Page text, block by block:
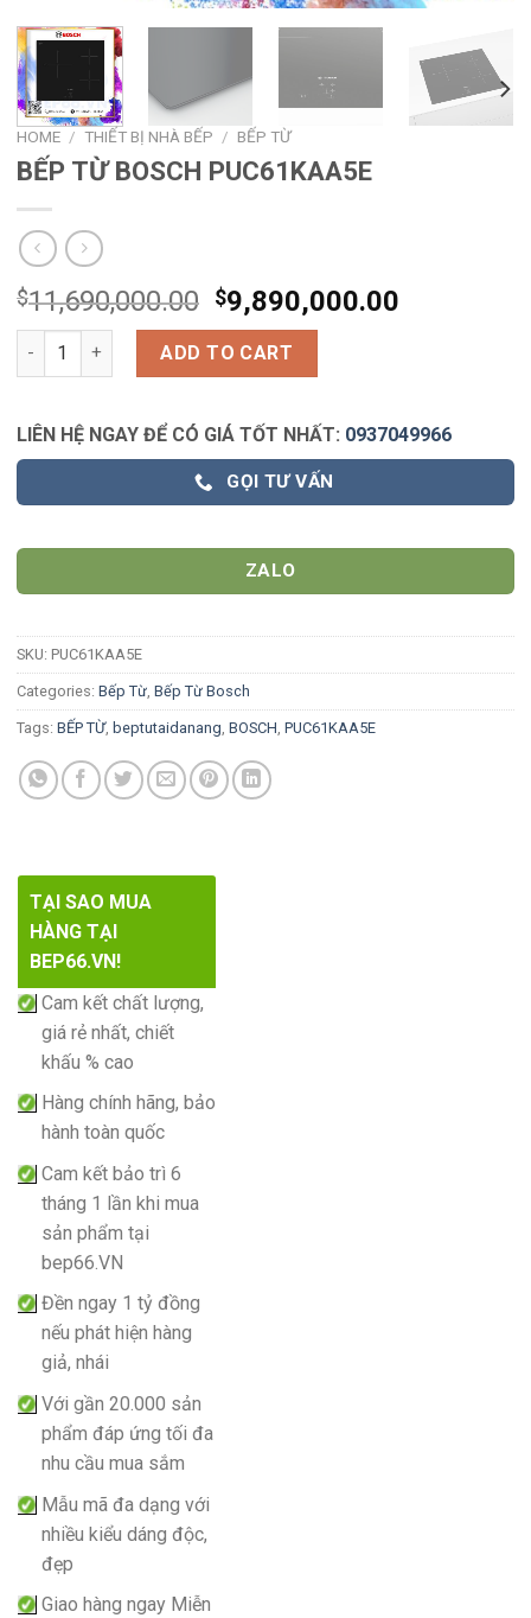
HOME / THIẾT BỊ NHÀ BẾP / BẾP TỪ
BẾP TỪ BOSCH PUC61KAA5E
$11,690,000.00 $9,890,000.00
BẾP TỪ BOSCH PUC61KAA5E quantity
ADD TO CART
LIÊN HỆ NGAY ĐỂ CÓ GIÁ TỐT NHẤT: 0937049966
GỌI TƯ VẤN
ZALO
SKU: PUC61KAA5E
Categories: Bếp Từ Bếp Từ Bosch
Tags: BẾP TỪ, beptutaidanang BOSCH PUC61KAA5E
TẠI SAO MUA
HÀNG TẠI
BEP66.VN!
Cam kết chất lượng,
giá rẻ nhất, chiết
khấu % cao
Hàng chính hãng, bảo
hành toàn quốc
Cam kết bảo trì 6
tháng 1 lần khi mua
sản phẩm tại
bep66.VN
Đền ngay 1 tỷ đồng
nếu phát hiện hàng
giả, nhái
Với gần 20.000 sản
phẩm đáp ứng tối đa
nhu cầu mua sắm
Mẫu mã đa dạng với
nhiều kiểu dáng độc,
đẹp
Giao hàng ngay Miễn